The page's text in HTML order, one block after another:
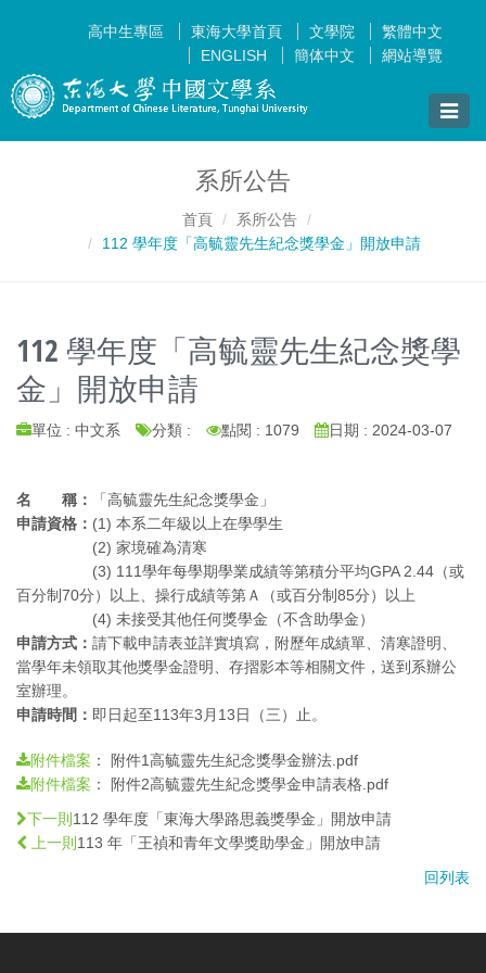
高中生專區 東海大學首頁 文學院
繁體中文
ENGLISH
簡体中文 網站導覽
Toggle
系所公告
首頁
系所公告
112 學年度「高毓靈先生紀念獎學金」開放申請
112 學年度「高毓靈先生紀念獎學
金」開放申請
單位 : 中文系 分類 : 點閱 : 1079 日期 : 2024-03-07
名 稱：
「高毓靈先生紀念獎學金」
申請資格： (1) 本系二年級以上在學學生
(2) 家境確為清寒
(3) 111學年每學期學業成績等第積分平均GPA 2.44（或
百分制70分）以上、操行成績等第Ａ（或百分制85分）以上
(4) 未接受其他任何獎學金（不含助學金）
申請方式： 請下載申請表並詳實填寫，附歷年成績單、清寒證明、
當學年未領取其他獎學金證明、存摺影本等相關文件，送到系辦公
室辦理。
申請時間： 即日起至113年3月13日（三）止。
附件檔案 ： 附件1高毓靈先生紀念獎學金辦法.pdf
附件檔案 ： 附件2高毓靈先生紀念獎學金申請表格.pdf
下一則 112 學年度「東海大學路思義獎學金」開放申請
上一則 113 年「王禎和青年文學獎助學金」開放申請
回列表